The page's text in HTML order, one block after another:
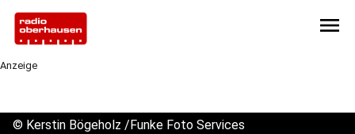
menu
Anzeige
© Kerstin Bögeholz /Funke Foto Services